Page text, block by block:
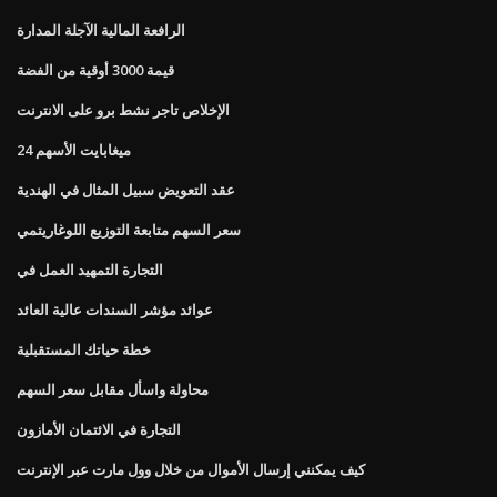
الرافعة المالية الآجلة المدارة
قيمة 3000 أوقية من الفضة
الإخلاص تاجر نشط برو على الانترنت
ميغابايت الأسهم 24
عقد التعويض سبيل المثال في الهندية
سعر السهم متابعة التوزيع اللوغاريتمي
التجارة التمهيد العمل في
عوائد مؤشر السندات عالية العائد
خطة حياتك المستقبلية
محاولة واسأل مقابل سعر السهم
التجارة في الائتمان الأمازون
كيف يمكنني إرسال الأموال من خلال وول مارت عبر الإنترنت